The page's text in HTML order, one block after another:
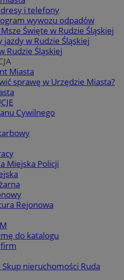
i telefony
wywozu odpadów
Święte w Rudzie Śląskiej
jazdy w Rudzie Śląskiej
Rudzie Śląskiej
Miasta
sprawę w Urzędzie Miasta?
Cywilnego
Miejska Policji
Rejonowa
do katalogu
Skup nieruchomości Ruda